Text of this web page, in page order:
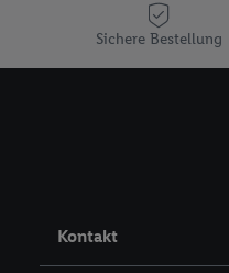
Sichere Bestellung
Kontakt